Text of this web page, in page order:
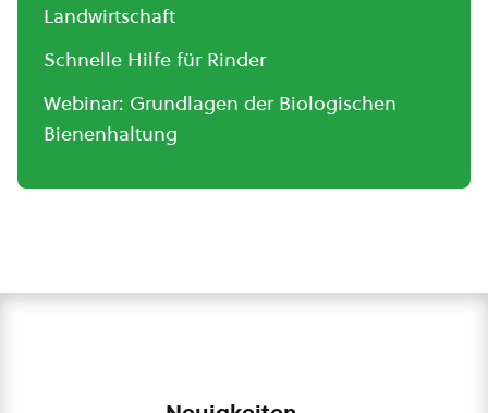
Landwirtschaft
Schnelle Hilfe für Rinder
Webinar: Grundlagen der Biologischen
Bienenhaltung